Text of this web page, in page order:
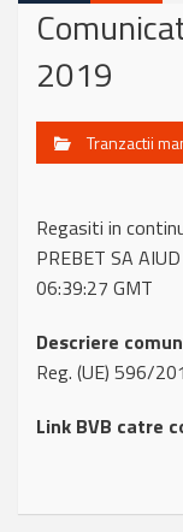
2019
Tranzactii
Regasiti in
PREBET SA
06:39:27 GMT
Descriere
Reg. (UE) 596/
Link BVB catre